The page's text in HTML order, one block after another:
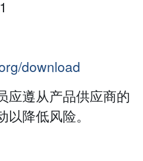
download
应遵从产品供应商的
降低风险。